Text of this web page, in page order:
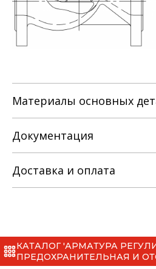
Материалы основных
Наименование детали
с
лс
Документация
РЭ на клапан
Сертификаты
Доставка и оплата
*
КАТАЛОГ 'АРМАТУРА
ПРЕДОХРАНИТЕЛЬНАЯ И